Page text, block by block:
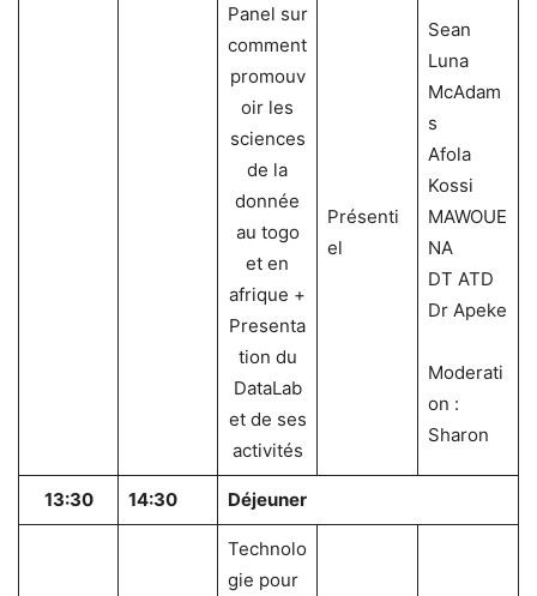
Panel sur
comment
promouv
oir les
sciences
de la
donnée
au togo
et en
afrique +
Presenta
tion du
DataLab
et de ses
activités
Présenti
el
Sean
Luna
McAdam
s
Afola
Kossi
MAWOUE
NA
DT ATD
Dr Apeke
Moderati
on :
Sharon
13:30 14:30 Déjeuner
Technolo
gie pour